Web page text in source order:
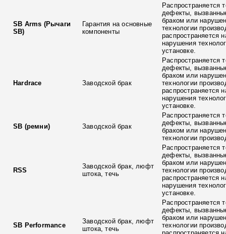
SB Arms (Рычаги
SB)
Гарантия на основные
компоненты
Распространяется
дефекты,
браком или
технологии
распространяется
нарушения
установке.
Hardrace Заводской брак
Распространяется
дефекты,
браком или
технологии
распространяется
нарушения
установке.
SB (ремни) Заводской брак
Распространяется
дефекты,
браком или
технологии
RSS
Заводской брак, люфт
штока, течь
Распространяется
дефекты,
браком или
технологии
распространяется
нарушения
установке.
SB Performance
Заводской брак, люфт
штока, течь
Распространяется
дефекты,
браком или
технологии